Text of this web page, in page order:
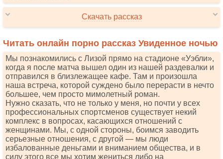
Скачать рассказ
Читать онлайн порно рассказ Увиденное ночью
Мы познакомились с Лизой прямо на стадионе «Уэбли»,
когда я после матча вышел один из нашей раздевалки и
отправился в близлежащее кафе. Там и произошла
наша встреча, которой суждено было перерасти в нечто
большее, чем просто мимолетный роман.
Нужно сказать, что не только у меня, но почти у всех
профессиональных спортсменов существует некий
комплекс в вопросах, касающихся отношений с
женщинами. Мы, с одной стороны, боимся заводить
серьезные отношения, с другой — мы люди
избалованные деньгами и вниманием общества, и в
силу этого все мы хотим жениться либо на